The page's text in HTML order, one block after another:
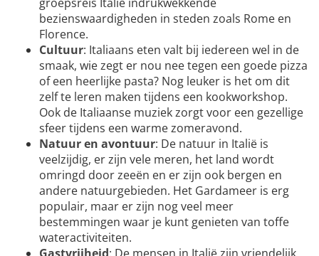
bezienswaardigheden in steden zoals Rome en
Florence.
Cultuur: Italiaans eten valt bij iedereen wel in de
smaak, wie zegt er nou nee tegen een goede pizza
of een heerlijke pasta? Nog leuker is het om dit
zelf te leren maken tijdens een kookworkshop.
Ook de Italiaanse muziek zorgt voor een gezellige
sfeer tijdens een warme zomeravond.
Natuur en avontuur: De natuur in Italië is
veelzijdig, er zijn vele meren, het land wordt
omringd door zeeën en er zijn ook bergen en
andere natuurgebieden. Het Gardameer is erg
populair, maar er zijn nog veel meer
bestemmingen waar je kunt genieten van toffe
wateractiviteiten.